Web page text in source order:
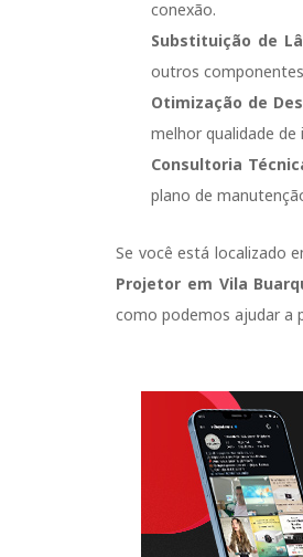
conexão.
Substituição de
outros
Otimização de
melhor qualidade de
Consultoria
plano de
Se você está localizado
Projetor em Vila
como podemos ajudar a